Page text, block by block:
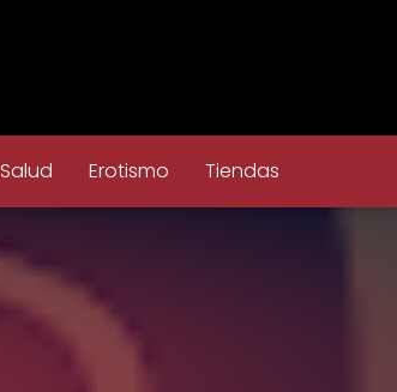
Salud Erotismo Tiendas